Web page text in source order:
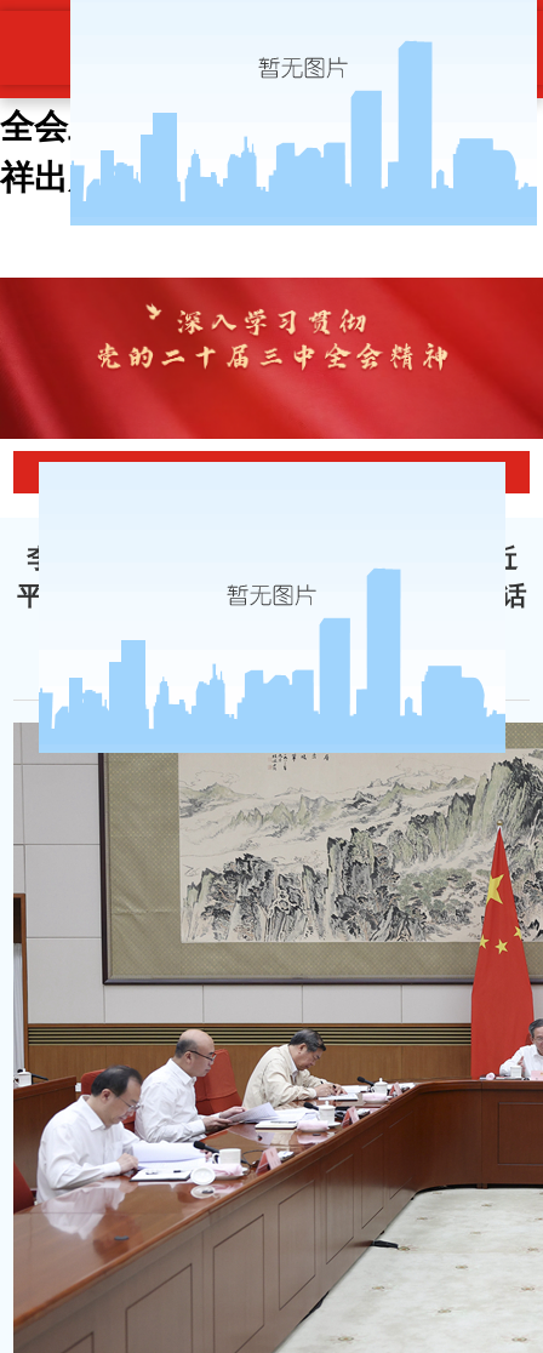
贯彻习近平总书记在党的二十届三中
全会上的重要讲话和全会精神 丁薛
祥出席-博天堂ag旗舰
李强主持召开国务院党组会议 学习贯彻习近
平总书记在党的二十届三中全会上的重要讲话
和全会精神 丁薛祥出席
来源：新华网 时间：2024-11-29 浏览量：2480